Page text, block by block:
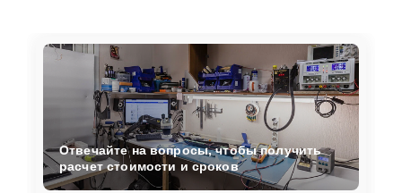
Отвечайте на вопросы, чтобы получить
расчет стоимости и сроков